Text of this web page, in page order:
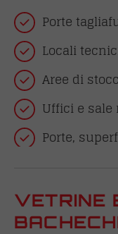
Porte
Locali
Aree di
Uffici e
Porte,
VETRINE